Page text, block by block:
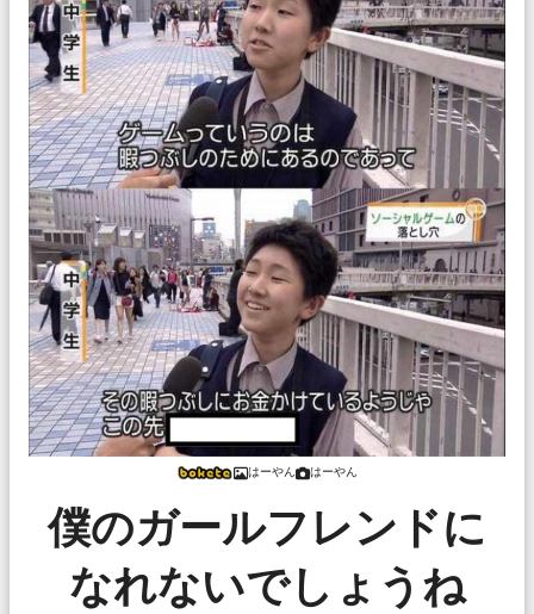
はーやん はーやん
僕のガールフレンドに
なれないでしょうね